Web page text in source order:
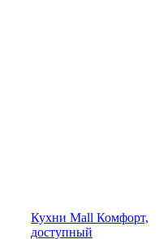
Кухни Mall Комфорт,
доступный